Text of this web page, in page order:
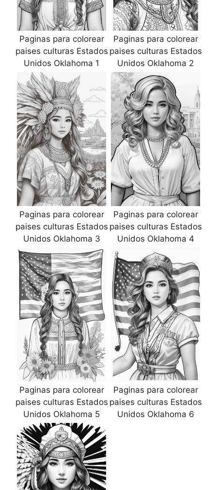
Paginas para colorear
paises culturas Estados
Unidos Oklahoma 1
Paginas para colorear
paises culturas Estados
Unidos Oklahoma 2
Paginas para colorear
paises culturas Estados
Unidos Oklahoma 3
Paginas para colorear
paises culturas Estados
Unidos Oklahoma 4
Paginas para colorear
paises culturas Estados
Unidos Oklahoma 5
Paginas para colorear
paises culturas Estados
Unidos Oklahoma 6